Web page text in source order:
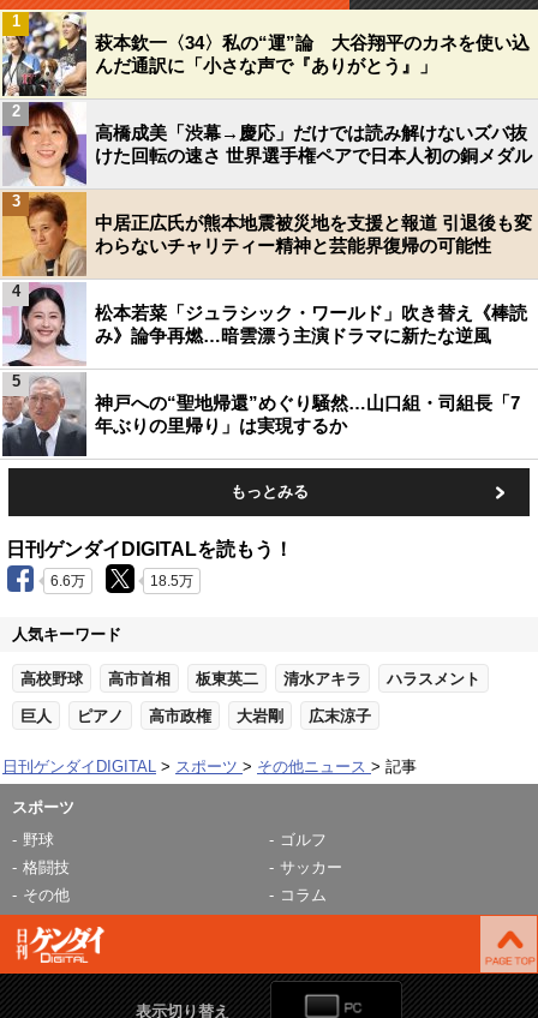
萩本欽一〈34〉私の“運”論 大谷翔平のカネを使い込
んだ通訳に「小さな声で『ありがとう』」
1
高橋成美「渋幕→慶応」だけでは読み解けないズバ抜
けた回転の速さ 世界選手権ペアで日本人初の銅メダル
2
中居正広氏が熊本地震被災地を支援と報道 引退後も変
わらないチャリティー精神と芸能界復帰の可能性
3
松本若菜「ジュラシック・ワールド」吹き替え《棒読
み》論争再燃…暗雲漂う主演ドラマに新たな逆風
4
神戸への“聖地帰還”めぐり騒然…山口組・司組長「7
年ぶりの里帰り」は実現するか
5
もっとみる
日刊ゲンダイDIGITALを読もう！
6.6万 18.5万
人気キーワード
高校野球 高市首相 板東英二 清水アキラ ハラスメント
巨人 ピアノ 高市政権 大岩剛 広末涼子
日刊ゲンダイDIGITAL スポーツ その他ニュース 記事
スポーツ
野球
ゴルフ
格闘技
サッカー
その他
コラム
表示切り替え